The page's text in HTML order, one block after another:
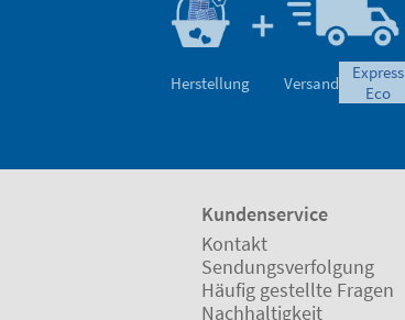
Herstellung Versand
express
eco
Kundenservice
Kontakt
Sendungsverfolgung
Häufig gestellte Fragen
Nachhaltigkeit